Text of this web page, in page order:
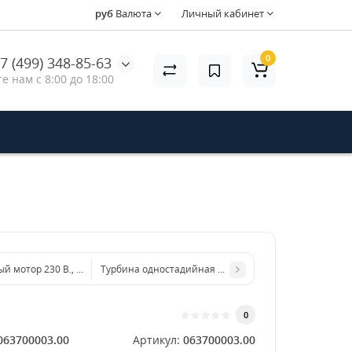
Личный кабинет
руб Валюта
(499) 348-85-63
нам с 8:00 до 18:00
0
мотор 230 В., 1000 Вт., Ametek 069501008.01
Турбина одностадийная универсальная 1100-1200Вт
0
Артикул: 063700003.00